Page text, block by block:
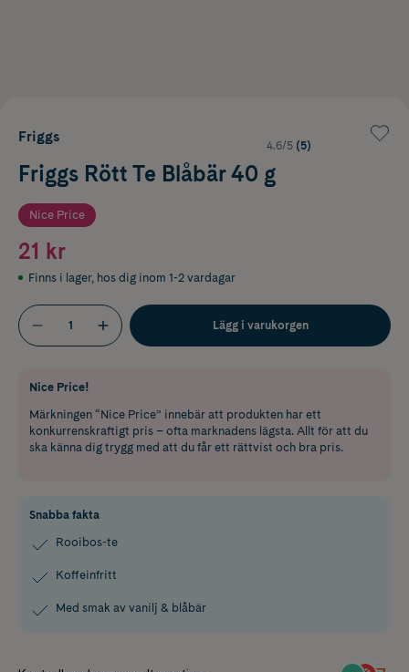
Friggs
4.6/5 (5)
Friggs Rött Te Blåbär 40 g
Nice Price
21 kr
Finns i lager, hos dig inom 1-2 vardagar
Lägg i varukorgen
Nice Price!
Märkningen “Nice Price” innebär att produkten har ett
konkurrenskraftigt pris – ofta marknadens lägsta. Allt för att du
ska känna dig trygg med att du får ett rättvist och bra pris.
Snabba fakta
Rooibos-te
Koffeinfritt
Med smak av vanilj & blåbär